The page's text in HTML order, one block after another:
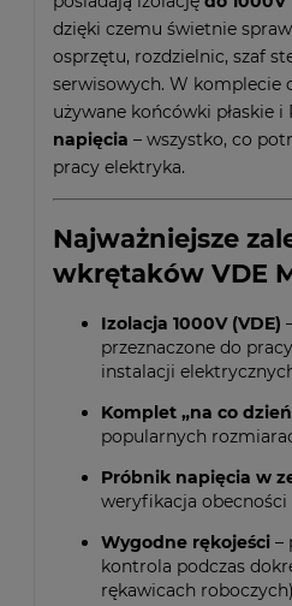
dzięki czemu świetnie
osprzętu, rozdzielnic, szaf
serwisowych. W komplecie
używane końcówki płaskie i
napięcia – wszystko, co
pracy elektryka.
Najważniejsze
wkrętaków VDE
Izolacja 1000V (VDE)
przeznaczone do
instalacji
Komplet „na co
popularnych
Próbnik napięcia w
weryfikacja obecności
Wygodne rękojeści –
kontrola podczas
rękawicach roboczych)